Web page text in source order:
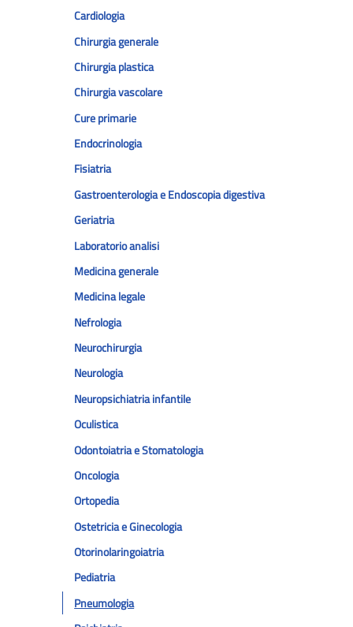
Cardiologia
Chirurgia generale
Chirurgia plastica
Chirurgia vascolare
Cure primarie
Endocrinologia
Fisiatria
Gastroenterologia e Endoscopia digestiva
Geriatria
Laboratorio analisi
Medicina generale
Medicina legale
Nefrologia
Neurochirurgia
Neurologia
Neuropsichiatria infantile
Oculistica
Odontoiatria e Stomatologia
Oncologia
Ortopedia
Ostetricia e Ginecologia
Otorinolaringoiatria
Pediatria
Pneumologia